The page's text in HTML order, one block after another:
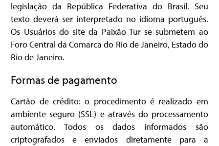
legislação da República Federativa do Brasil. Seu
texto deverá ser interpretado no idioma português.
Os Usuários do site da Paixão Tur se submetem ao
Foro Central da Comarca do Rio de Janeiro, Estado do
Rio de Janeiro.
Formas de pagamento
Cartão de crédito: o procedimento é realizado em
ambiente seguro (SSL) e através do processamento
automático. Todos os dados informados são
criptografados e enviados diretamente para a